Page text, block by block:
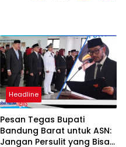
Headline
Pesan Tegas Bupati
Bandung Barat untuk ASN:
Jangan Persulit yang Bisa